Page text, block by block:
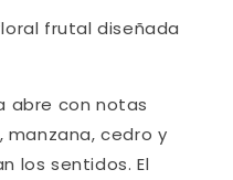
frutal diseñada
abre con notas
manzana, cedro y
los sentidos. El
Pago, elige
saldo disponible,
nuestraAyuda.